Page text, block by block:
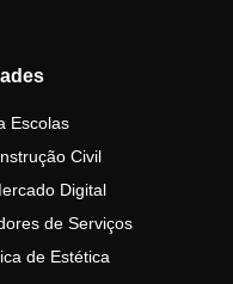
Escolas
Civil
Digital
de Serviços
de Estética